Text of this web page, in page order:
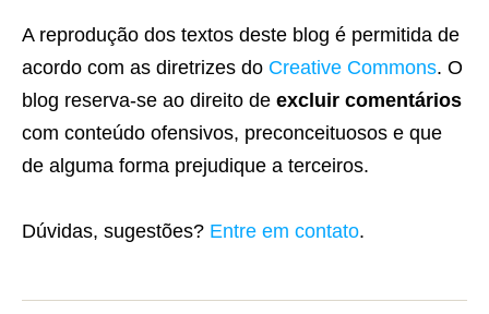
A reprodução dos textos deste blog é permitida de
acordo com as diretrizes do Creative Commons. O
blog reserva-se ao direito de excluir comentários
com conteúdo ofensivos, preconceituosos e que
de alguma forma prejudique a terceiros.
Dúvidas, sugestões? Entre em contato.